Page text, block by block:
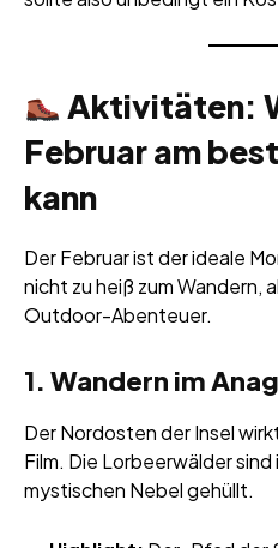
Aktivitäten:
Februar am
kann
Der Februar ist der ideale
nicht zu heiß zum Wandern,
Outdoor-Abenteuer.
1. Wandern im
Der Nordosten der Insel
Film. Die Lorbeerwälder
mystischen Nebel gehüllt.